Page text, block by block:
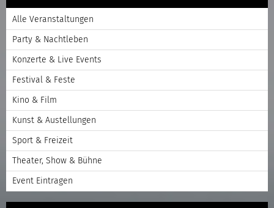
Alle Veranstaltungen
Party & Nachtleben
Konzerte & Live Events
Festival & Feste
Kino & Film
Kunst & Austellungen
Sport & Freizeit
Theater, Show & Bühne
Event Eintragen